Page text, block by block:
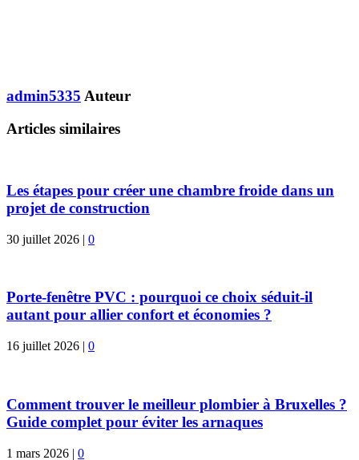
admin5335 Auteur
Articles similaires
Les étapes pour créer une chambre froide dans un
projet de construction
30 juillet 2026 | 0
Porte-fenêtre PVC : pourquoi ce choix séduit-il
autant pour allier confort et économies ?
16 juillet 2026 | 0
Comment trouver le meilleur plombier à Bruxelles ?
Guide complet pour éviter les arnaques
1 mars 2026 | 0